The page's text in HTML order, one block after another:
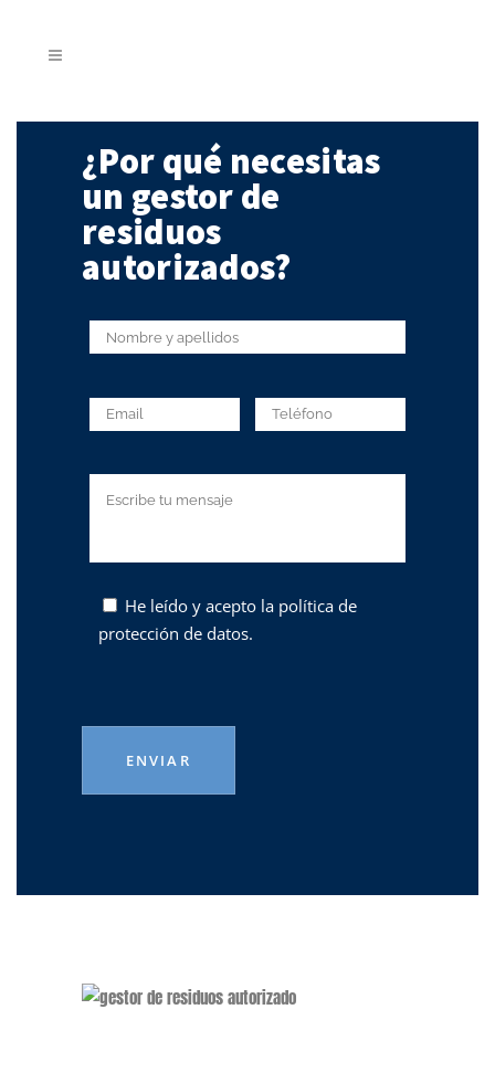
¿Por qué necesitas
un gestor de
residuos
autorizados?
He leído y acepto la política de
protección de datos.